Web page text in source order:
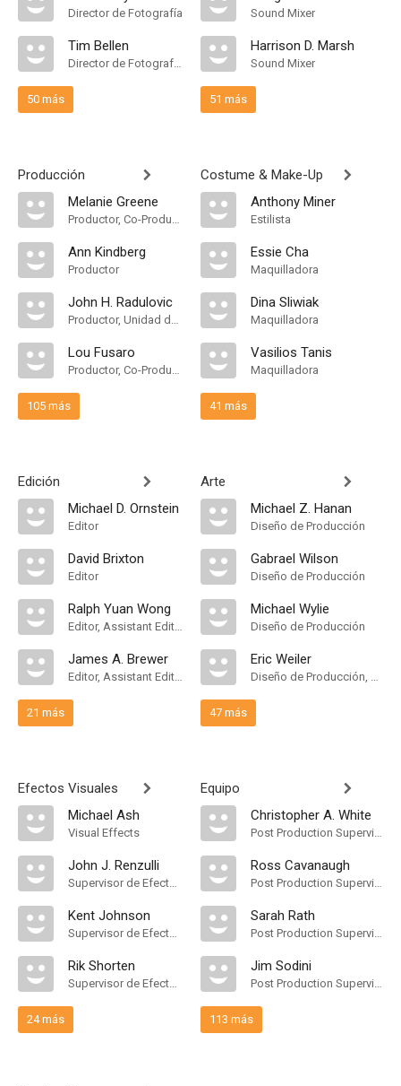
Director de Fotografía
Tim Bellen
Director de Fotografía, Camera Operator
50 más
Producción
Melanie Greene
Productor, Co-Productor Ejecutivo, Productor Ejecutivo
Ann Kindberg
Productor
John H. Radulovic
Productor, Unidad de Producción
Lou Fusaro
Productor, Co-Productor Ejecutivo, Line Producer
105 más
Edición
Michael D. Ornstein
Editor
David Brixton
Editor
Ralph Yuan Wong
Editor, Assistant Editor
James A. Brewer
Editor, Assistant Editor
21 más
Efectos Visuales
Michael Ash
Visual Effects
John J. Renzulli
Supervisor de Efectos Visuales, Digital Compositors
Kent Johnson
Supervisor de Efectos Visuales
Rik Shorten
Supervisor de Efectos Visuales
24 más
Sound Mixer
Harrison D. Marsh
Sound Mixer
51 más
Costume & Make-Up
Anthony Miner
Estilista
Essie Cha
Maquilladora
Dina Sliwiak
Maquilladora
Vasilios Tanis
Maquilladora
41 más
Arte
Michael Z. Hanan
Diseño de Producción
Gabrael Wilson
Diseño de Producción
Michael Wylie
Diseño de Producción
Eric Weiler
Diseño de Producción, Dirección Artística
47 más
Equipo
Christopher A. White
Post Production Supervisor
Ross Cavanaugh
Post Production Supervisor, Post Production Assistant
Sarah Rath
Post Production Supervisor
Jim Sodini
Post Production Supervisor
113 más